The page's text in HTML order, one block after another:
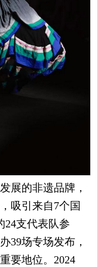
展的非遗品牌，
吸引来自7个国
24支代表队参
39场专场发布，
要地位。2024